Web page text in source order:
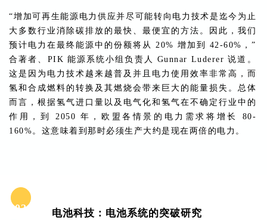
“增加可再生能源电力供应并尽可能转向电力技术是迄今为止
大多数行业消除碳排放的最快、最便宜的方法。因此，我们
预计电力在最终能源中的份额将从 20% 增加到 42-60%，”
合著者、PIK 能源系统小组负责人 Gunnar Luderer 说道。
这是因为电力技术越来越普及并且电力使用效率非常高，而
氢和合成燃料的转换及其燃烧会带来巨大的能量损失。总体
而言，根据氢气进口量以及电气化和氢气在不确定行业中的
作用，到 2050 年，欧盟各情景的电力需求将增长 80-
160%。这意味着到那时必须生产大约是现在两倍的电力。
02 电池科技：电池系统的突破研究